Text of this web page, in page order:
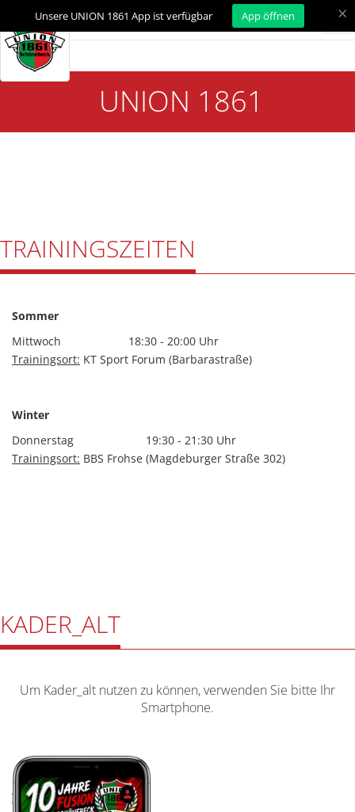
Unsere UNION 1861 App ist verfügbar App öffnen ×
UNION 1861
TRAININGSZEITEN
Sommer
Mittwoch
18:30 - 20:00 Uhr
Trainingsort: KT Sport Forum (Barbarastraße)
Winter
Donnerstag
19:30 - 21:30 Uhr
Trainingsort: BBS Frohse (Magdeburger Straße 302)
KADER_ALT
Um Kader_alt nutzen zu können, verwenden Sie bitte Ihr
Smartphone.